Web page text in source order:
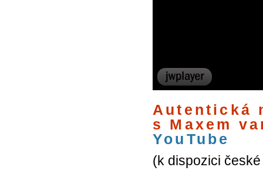
Autentická
s Maxem
YouTube
(k dispozici